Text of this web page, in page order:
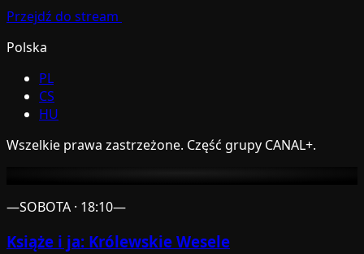
Przejdź do stream
Polska
PL
CS
HU
Wszelkie prawa zastrzeżone. Część grupy CANAL+.
—SOBOTA · 18:10—
Książe i ja: Królewskie Wesele